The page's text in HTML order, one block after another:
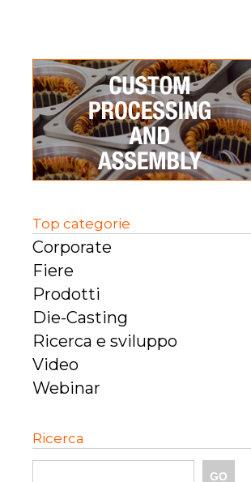
Top categorie
Corporate
Fiere
Prodotti
Die-Casting
Ricerca e sviluppo
Video
Webinar
Ricerca